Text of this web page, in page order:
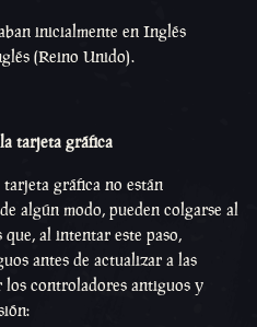
inicialmente en Inglés
(Reino Unido).
tarjeta gráfica
gráfica no están
algún modo, pueden colgarse al
al intentar este paso,
antes de actualizar a las
los controladores antiguos y